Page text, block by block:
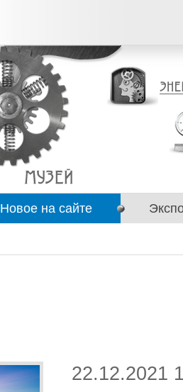
Новое на сайте
22.12.2021